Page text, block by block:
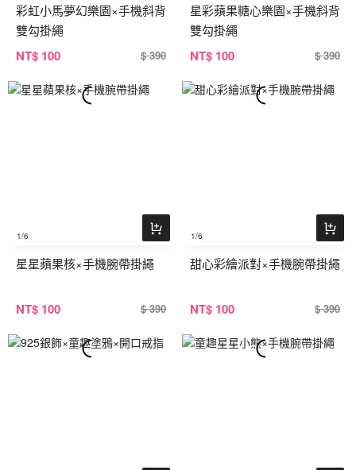
彩虹小馬夢幻樂園×手機斜背
雙勾掛繩
NT$ 100 $ 390
星彩蘋果糖心樂園×手機斜背
雙勾掛繩
NT$ 100 $ 390
1/6
星星蘋果核×手機腕帶掛繩
NT$ 100 $ 390
1/6
甜心彩繪派對×手機腕帶掛繩
NT$ 100 $ 390